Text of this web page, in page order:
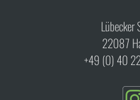
Lübecker
22087
+49 (0) 40